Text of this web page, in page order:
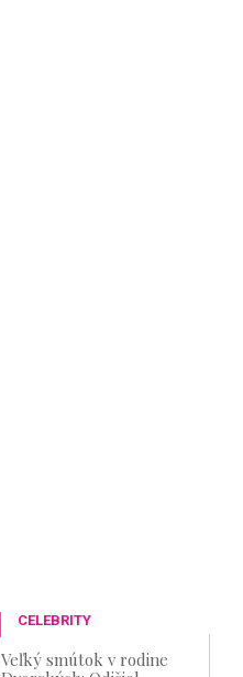
CELEBRITY
Veľký smútok v rodine